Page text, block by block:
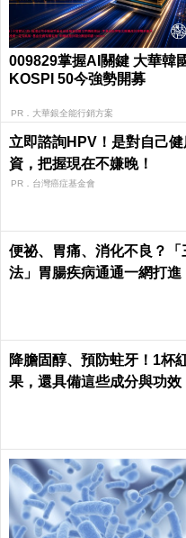
009829掌握AI關鍵 大華韓
KOSPI 50今強勢開募
PR．大華銀全能行銷方案
立即諮詢HPV！是對自己
資，把握現在不嫌晚！
PR．台灣癌症基金會
便祕、胃痛、消化不良？「
法」胃腸疾病通通一網打進
降膽固醇、預防蛀牙！1杯
果，還具備這些成分與功效